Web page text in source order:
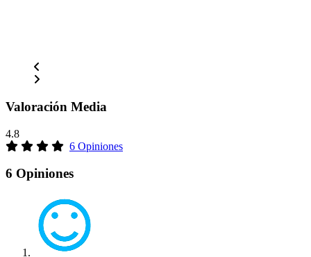
Valoración Media
4.8
6 Opiniones
6 Opiniones